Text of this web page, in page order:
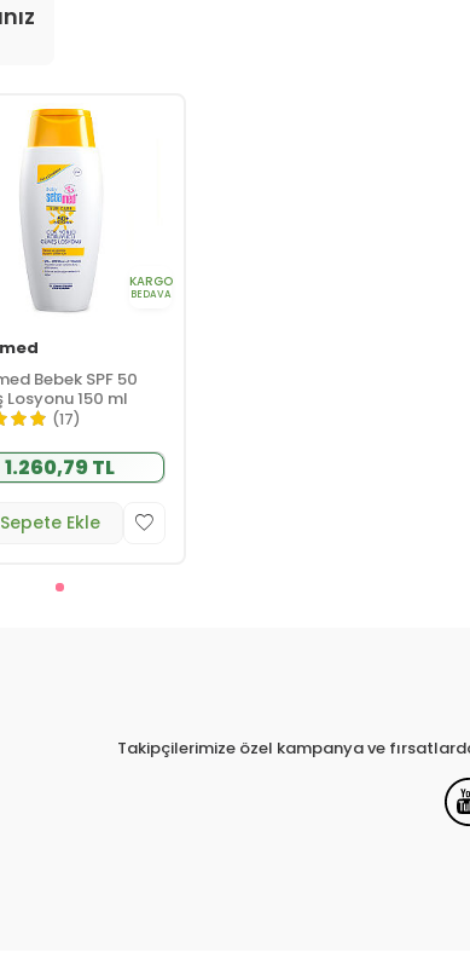
KARGO
BEDAVA
Bebek SPF 50
Losyonu 150 ml
(17)
1.260,79 TL
Sepete Ekle
Takipçilerimize özel kampanya ve